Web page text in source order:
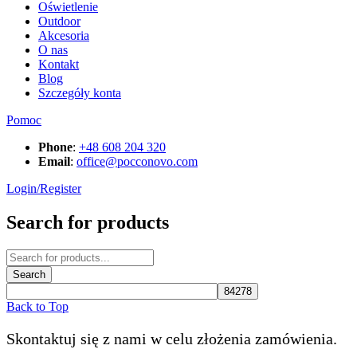
Oświetlenie
Outdoor
Akcesoria
O nas
Kontakt
Blog
Szczegóły konta
Pomoc
Phone: +48 608 204 320
Email: office@pocconovo.com
Login/Register
Search for products
Back to Top
Skontaktuj się z nami w celu złożenia zamówienia.